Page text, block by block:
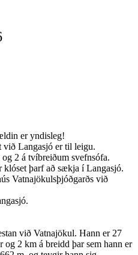
er yndisleg!
við Langasjó er til leigu.
2 á tvíbreiðum svefnsófa.
þarf að sækja í Langasjó.
Vatnajökulsþjóðgarðs við
við Vatnajökul. Hann er 27
2 km á breidd þar sem hann er